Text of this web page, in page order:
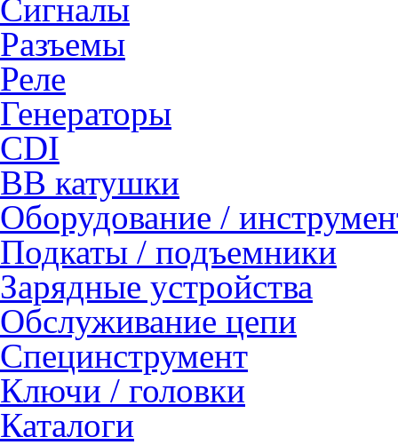
Сигналы
Разъемы
Реле
Генераторы
CDI
ВВ катушки
Оборудование /
Подкаты / подъемники
Зарядные устройства
Обслуживание цепи
Специнструмент
Ключи / головки
Каталоги